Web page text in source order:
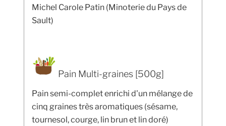
Michel Carole Patin (Minoterie du Pays de
Sault)
Pain Multi-graines [500g]
Pain semi-complet enrichi d'un mélange de
cinq graines très aromatiques (sésame,
tournesol, courge, lin brun et lin doré)